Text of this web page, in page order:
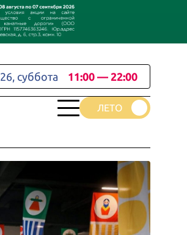
суббота 11:00 — 22:00